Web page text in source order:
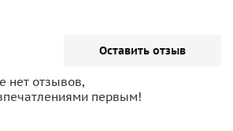
Оставить отзыв
нет отзывов,
первым!